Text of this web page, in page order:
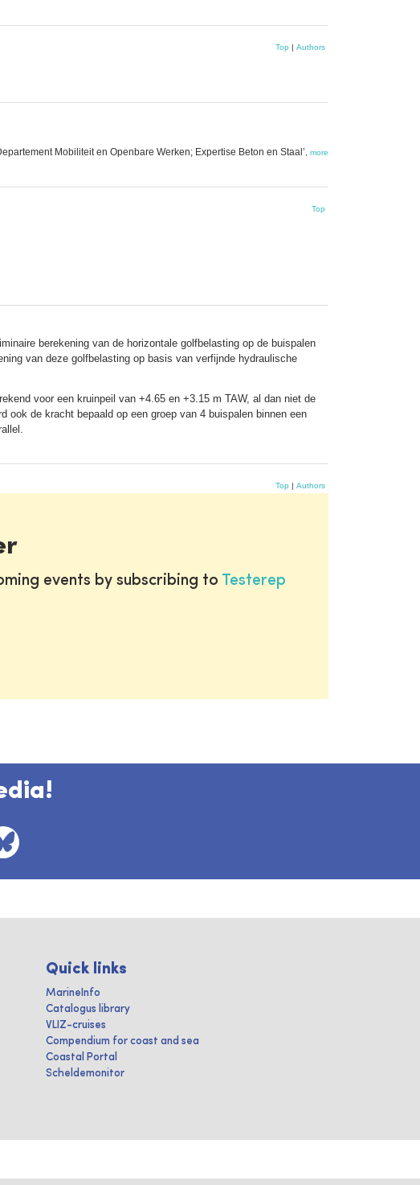
Top | Authors
Mobiliteit en Openbare Werken; Expertise Beton en Staal’ more
Top
berekening van de horizontale golfbelasting op de buispalen
van deze golfbelasting op basis van verfijnde hydraulische
voor een kruinpeil van +4.65 en +3.15 m TAW, al dan niet de
ook de kracht bepaald op een groep van 4 buispalen binnen een
Top | Authors
events by subscribing to Testerep
Quick links
MarineInfo
Catalogus library
VLIZ-cruises
Compendium for coast and sea
Coastal Portal
Scheldemonitor